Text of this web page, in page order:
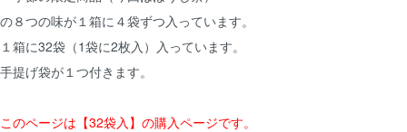
の８つの味が１箱に４袋ずつ入っています。
１箱に32袋（1袋に2枚入）入っています。
手提げ袋が１つ付きます。
このページは【32袋入】の購入ページです。